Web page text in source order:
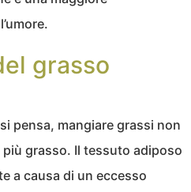
grasso
pensa, mangiare grassi non
grasso. Il tessuto adiposo
a causa di un eccesso